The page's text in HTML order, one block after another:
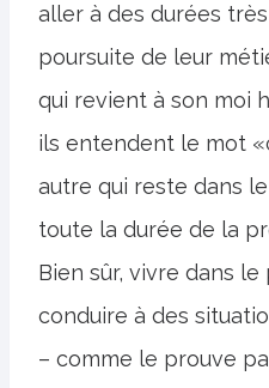
aller à des durées
poursuite de leur
qui revient à son moi
ils entendent le mot
autre qui reste dans
toute la durée de la
Bien sûr, vivre dans
conduire à des
– comme le prouve